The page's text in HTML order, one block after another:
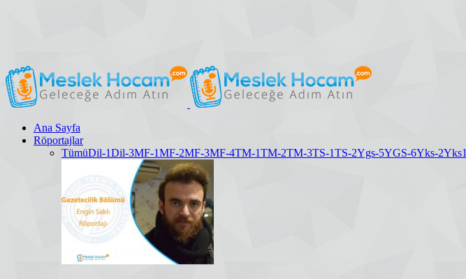
Ana Sayfa
Röportajlar
TümüDil-1Dil-3MF-1MF-2MF-3MF-4TM-1TM-2TM-3TS-1TS-2Ygs-5YGS-6Yks-2Yks1